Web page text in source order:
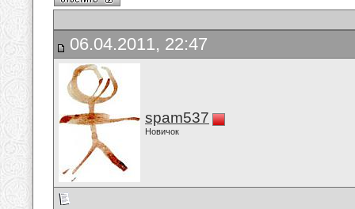
06.04.2011, 22:47
spam537
Новичок